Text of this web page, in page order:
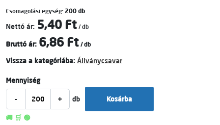
Csomagolási egység: 200 db
Nettó ár: 5,40 Ft / db
Bruttó ár: 6,86 Ft / db
Vissza a kategóriába: Állványcsavar
Mennyiség
- + db Kosárba
🚚 🛒 🟢